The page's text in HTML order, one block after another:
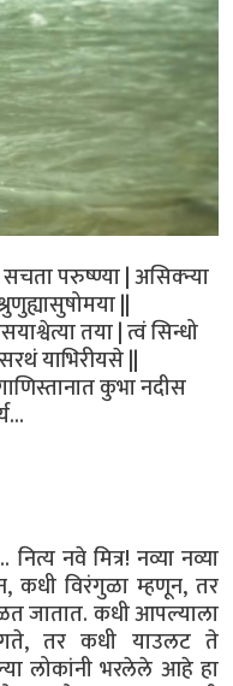
परुष्ण्या | असिक्न्या
||
तया | त्वं सिन्धो
याभिरीयसे ||
कुभा नदीस
नवे मित्र! नव्या नव्या
कधी विरंगुळा म्हणून, तर
जातात. कधी आपल्याला
तर कधी याउलट ते
लोकांनी भरलेले आहे हा